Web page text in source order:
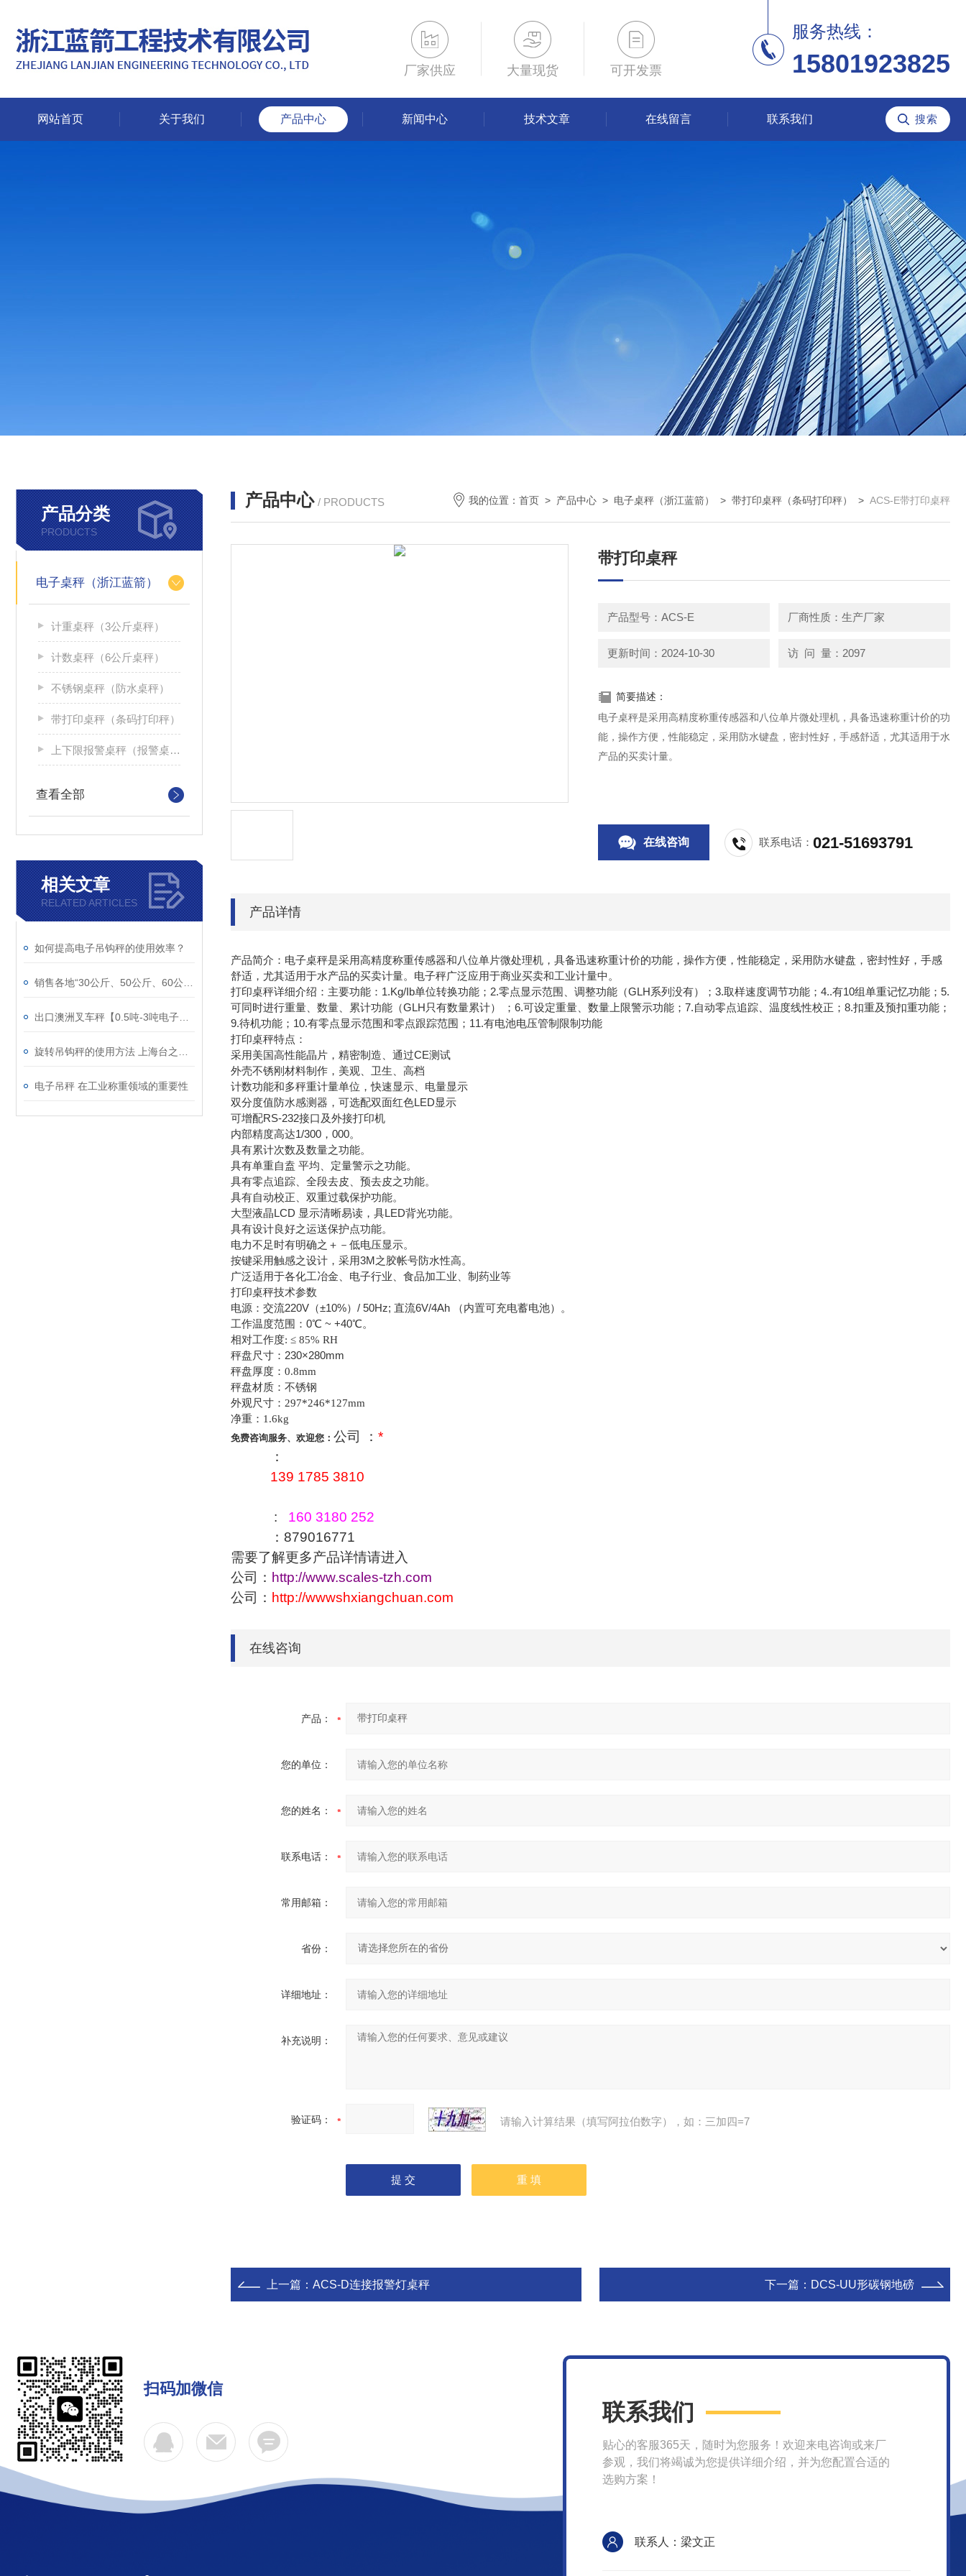
厂家供应 大量现货 可开发票
服务热线：
15801923825
网站首页 关于我们 产品中心 新闻中心 技术文章 在线留言 联系我们
产品分类
PRODUCTS
电子桌秤（浙江蓝箭）
计重桌秤（3公斤桌秤）
计数桌秤（6公斤桌秤）
不锈钢桌秤（防水桌秤）
带打印桌秤（条码打印秤）
上下限报警桌秤（报警桌面秤）
查看全部
相关文章
RELATED ARTICLES
如何提高电子吊钩秤的使用效率？
电子吊秤 在工业称重领域的重要性
产品中心 / PRODUCTS 我的位置： 首页 > 产品中心 > 电子桌秤（浙江蓝箭） > 带打印桌秤（条码打印秤） > ACS-E带打印桌秤
带打印桌秤
产品型号：ACS-E 厂商性质：生产厂家
更新时间：2024-10-30 访 问 量：2097
简要描述：
电子桌秤是采用高精度称重传感器和八位单片微处理机，具备迅速称重计价的功
能，操作方便，性能稳定，采用防水键盘，密封性好，手感舒适，尤其适用于水
产品的买卖计量。
在线咨询 联系电话：021-51693791
产品详情
产品简介：电子桌秤是采用高精度称重传感器和八位单片微处理机，具备迅速称重计价的功能，操作方便，性能稳定，采用防水键盘，密封性好，手感
舒适，尤其适用于水产品的买卖计量。电子秤广泛应用于商业买卖和工业计量中。
打印桌秤详细介绍：主要功能：1.Kg/Ib单位转换功能；2.零点显示范围、调整功能（GLH系列没有）；3.取样速度调节功能；4..有10组单重记忆功能；5.
可同时进行重量、数量、累计功能（GLH只有数量累计） ；6.可设定重量、数量上限警示功能；7.自动零点追踪、温度线性校正；8.扣重及预扣重功能；
9.待机功能；10.有零点显示范围和零点跟踪范围；11.有电池电压管制限制功能
打印桌秤特点：
采用美国高性能晶片，精密制造、通过CE测试
外壳不锈刚材料制作，美观、卫生、高档
计数功能和多秤重计量单位，快速显示、电量显示
双分度值防水感测器，可选配双面红色LED显示
可增配RS-232接口及外接打印机
内部精度高达1/300，000。
具有累计次数及数量之功能。
具有单重自盍 平均、定量警示之功能。
具有零点追踪、全段去皮、预去皮之功能。
具有自动校正、双重过载保护功能。
大型液晶LCD 显示清晰易读，具LED背光功能。
具有设计良好之运送保护点功能。
电力不足时有明确之＋－低电压显示。
按键采用触感之设计，采用3M之胶帐号防水性高。
广泛适用于各化工冶金、电子行业、食品加工业、制药业等
打印桌秤技术参数
电源：交流220V（±10%）/ 50Hz; 直流6V/4Ah （内置可充电蓄电池）。
工作温度范围：0℃ ~ +40℃。
相对工作度: ≤ 85% RH
秤盘尺寸：230×280mm
秤盘厚度： 0.8mm
秤盘材质：不锈钢
外观尺寸： 297*246*127mm
净重： 1.6kg
免费咨询服务、欢迎您： 公司 ： *
：
139 1785 3810
: 160 3180 252
：879016771
需要了解更多产品详情请进入
公司： http://www.scales-tzh.com
公司： http://wwwshxiangchuan.com
在线咨询
产品：
您的单位：
您的姓名：
联系电话：
常用邮箱：
省份：
详细地址：
补充说明：
验证码： 请输入计算结果（填写阿拉伯数字），如：三加四=7
上一篇： ACS-D连接报警灯桌秤 下一篇： DCS-UU形碳钢地磅
扫码加微信
联系我们
贴心的客服365天，随时为您服务！欢迎来电咨询或来厂
参观，我们将竭诚为您提供详细介绍，并为您配置合适的
选购方案！
联系人：梁文正